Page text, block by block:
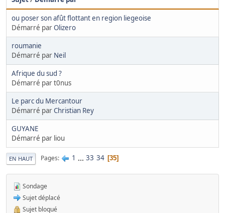
ou poser son afût flottant en region liegeoise
Démarré parOlizero
roumanie
Démarré par Neil
Afrique du sud ?
Démarré par t0nus
Le parc du Mercantour
Démarré parChristian Rey
GUYANE
Démarré par liou
EN HAUT Pages 1 ... 33 34 35
Sondage
Sujet déplacé
Sujet bloqué